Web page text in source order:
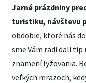
Jarné prázdniny
turistiku, návštevu
obdobie, ktoré nás
sme Vám radi dali tip
znamení lyžovania.
veľkých mrazoch,